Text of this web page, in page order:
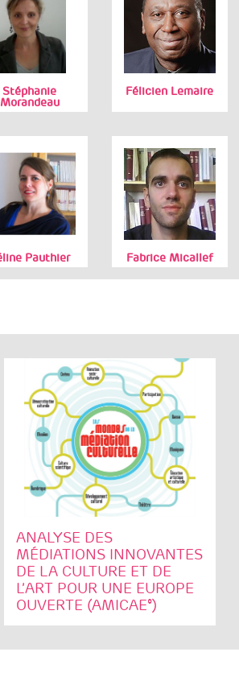
Stéphanie
Morandeau
Félicien Lemaire
Pauthier Fabrice Micallef
ANALYSE DES
MÉDIATIONS INNOVANTES
DE LA CULTURE ET DE
L’ART POUR UNE EUROPE
OUVERTE (AMICAE°)